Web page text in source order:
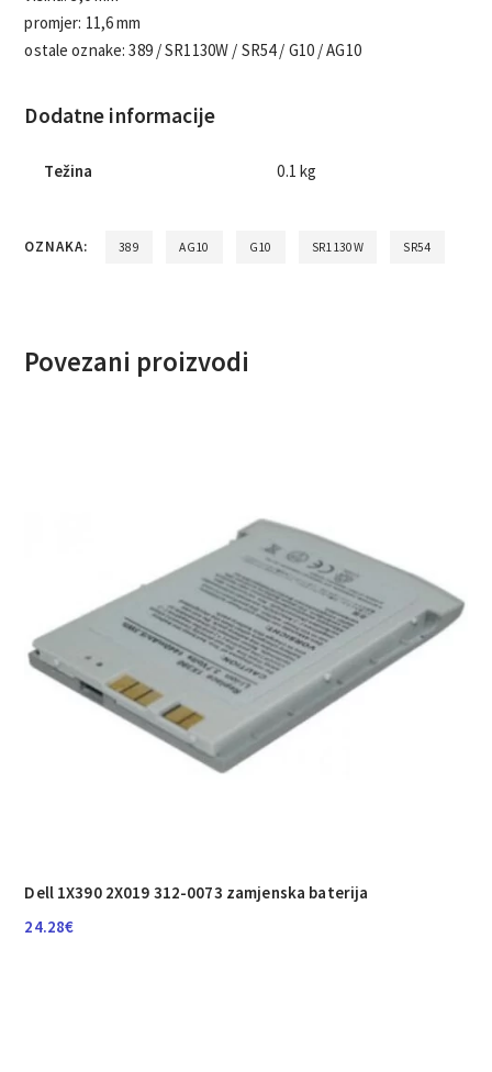
promjer: 11,6 mm
ostale oznake: 389 / SR1130W / SR54 / G10 / AG10
Dodatne informacije
Težina 0.1 kg
OZNAKA: 389 AG10 G10 SR1130W SR54
Povezani proizvodi
Dell 1X390 2X019 312-0073 zamjenska baterija
24.28€